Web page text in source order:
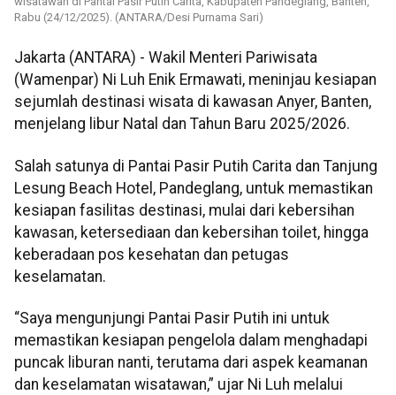
Rabu (24/12/2025). (ANTARA/Desi Purnama Sari)
Jakarta (ANTARA) - Wakil Menteri Pariwisata
(Wamenpar) Ni Luh Enik Ermawati, meninjau kesiapan
sejumlah destinasi wisata di kawasan Anyer, Banten,
menjelang libur Natal dan Tahun Baru 2025/2026.
Salah satunya di Pantai Pasir Putih Carita dan Tanjung
Lesung Beach Hotel, Pandeglang, untuk memastikan
kesiapan fasilitas destinasi, mulai dari kebersihan
kawasan, ketersediaan dan kebersihan toilet, hingga
keberadaan pos kesehatan dan petugas
keselamatan.
“Saya mengunjungi Pantai Pasir Putih ini untuk
memastikan kesiapan pengelola dalam menghadapi
puncak liburan nanti, terutama dari aspek keamanan
dan keselamatan wisatawan,” ujar Ni Luh melalui